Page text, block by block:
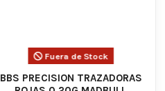
Fuera de Stock
BBS PRECISION TRAZADORAS